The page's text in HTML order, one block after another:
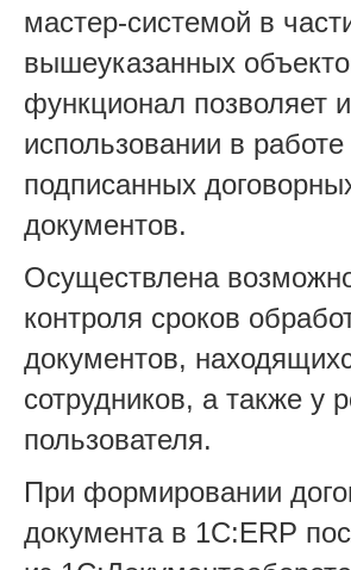
мастер-системой в
вышеуказанных
функционал позволяет
использовании в
подписанных
документов.
Осуществлена
контроля сроков
документов,
сотрудников, а также у
пользователя.
При формировании
документа в 1С:ERP